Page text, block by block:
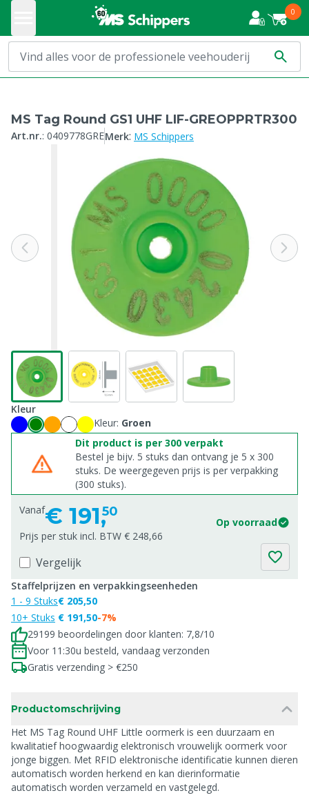
0
MS Tag Round GS1 UHF LIF-GREOPPRTR300
Art.nr.: 0409778GREMerk: MS Schippers
Kleur
Kleur: Groen
Dit product is per 300 verpakt
Bestel je bijv. 5 stuks dan ontvang je 5 x 300
stuks. De weergegeven prijs is per verpakking
(300 stuks).
Vanaf€ 191,50
Op voorraad
Prijs per stuk incl. BTW € 248,66
Vergelijk
Staffelprijzen en verpakkingseenheden
1 - 9 Stuks
10+ Stuks
€ 205,50
€ 191,50-7%
29199 beoordelingen door klanten: 7,8/10
Voor 11:30u besteld, vandaag verzonden
Gratis verzending > €250
Productomschrijving
Het MS Tag Round UHF Little oormerk is een duurzaam en
kwalitatief hoogwaardig elektronisch vrouwelijk oormerk voor
jonge biggen. Met RFID elektronische identificatie kunnen dieren
automatisch worden herkend en kan dierinformatie
automatisch worden verzameld en vastgelegd.